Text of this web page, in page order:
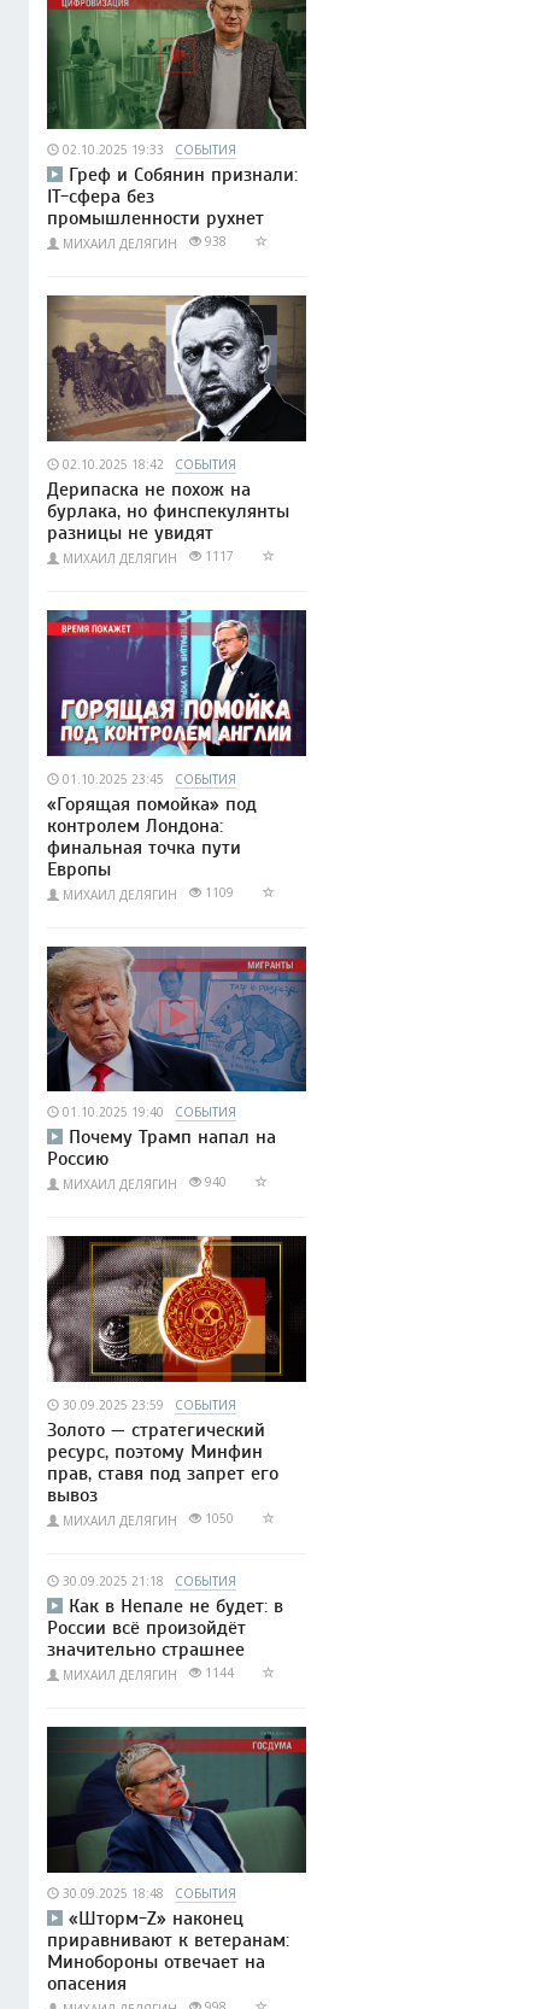
02.10.2025 19:33 СОБЫТИЯ
Греф и Собянин признали:
IT-сфера без
промышленности рухнет
МИХАИЛ ДЕЛЯГИН 938
02.10.2025 18:42 СОБЫТИЯ
Дерипаска не похож на
бурлака, но финспекулянты
разницы не увидят
МИХАИЛ ДЕЛЯГИН 1117
01.10.2025 23:45 СОБЫТИЯ
«Горящая помойка» под
контролем Лондона:
финальная точка пути
Европы
МИХАИЛ ДЕЛЯГИН 1109
01.10.2025 19:40 СОБЫТИЯ
Почему Трамп напал на
Россию
МИХАИЛ ДЕЛЯГИН 940
30.09.2025 23:59 СОБЫТИЯ
Золото — стратегический
ресурс, поэтому Минфин
прав, ставя под запрет его
вывоз
МИХАИЛ ДЕЛЯГИН 1050
30.09.2025 21:18 СОБЫТИЯ
Как в Непале не будет: в
России всё произойдёт
значительно страшнее
МИХАИЛ ДЕЛЯГИН 1144
30.09.2025 18:48 СОБЫТИЯ
«Шторм-Z» наконец
приравнивают к ветеранам:
Минобороны отвечает на
опасения